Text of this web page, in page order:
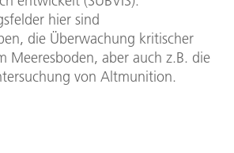
hier sind
die Überwachung kritischer
Meeresboden, aber auch z.B. die
von Altmunition.